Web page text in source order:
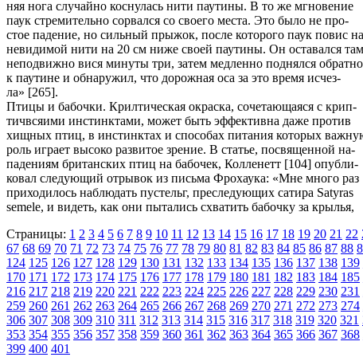
няя нога случайно коснулась нити паутины. В то же мгновение
паук стремительно сорвался со своего места. Это было не про-
стое падение, но сильный прыжок, после которого паук повис на
невидимой нити на 20 см ниже своей паутины. Он оставался
неподвижно вися минуты три, затем медленно поднялся обратно
к паутине и обнаружил, что дорожная оса за это время исчез-
ла» [265].
Птицы и бабочки. Крилтическая окраска, сочетающаяся с крип-
тичвсяими инстинктами, может быть эффективна даже против
хищных птиц, в инстинктах и способах питания которых
роль играет высоко развитое зрение. В статье, посвященной на-
падениям британских птиц на бабочек, Колленетт [104] опубли-
ковал следующий отрывок из письма Фрохаука: «Мне много раз
приходилось наблюдать пустельг, преследующих сатира Satyras
semele, и видеть, как они пытались схватить бабочку за крылья,
Страницы: 1 2 3 4 5 6 7 8 9 10 11 12 13 14 15 16 17 18 19 20 21 22
67 68 69 70 71 72 73 74 75 76 77 78 79 80 81 82 83 84 85 86 87 88
124 125 126 127 128 129 130 131 132 133 134 135 136 137 138 139
170 171 172 173 174 175 176 177 178 179 180 181 182 183 184 185
216 217 218 219 220 221 222 223 224 225 226 227 228 229 230 231
259 260 261 262 263 264 265 266 267 268 269 270 271 272 273 274
306 307 308 309 310 311 312 313 314 315 316 317 318 319 320 321
353 354 355 356 357 358 359 360 361 362 363 364 365 366 367 368
399 400 401